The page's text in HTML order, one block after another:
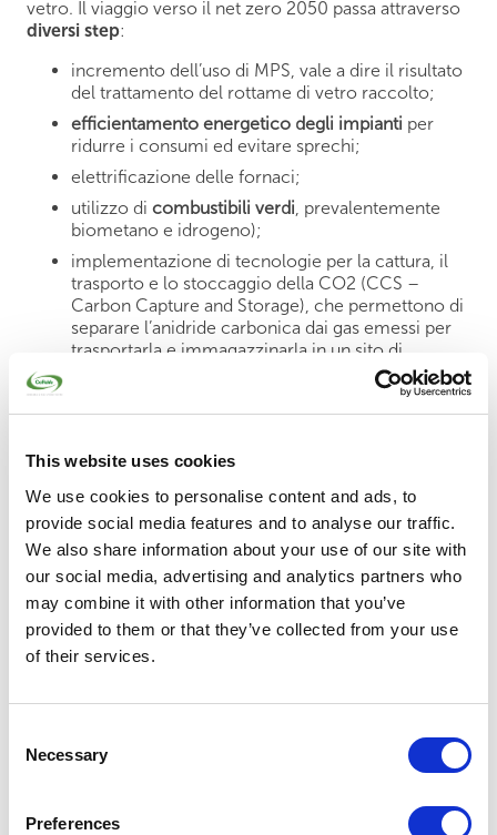
This website uses cookies
We use cookies to personalise content and ads, to
provide social media features and to analyse our traffic.
We also share information about your use of our site with
our social media, advertising and analytics partners who
may combine it with other information that you’ve
provided to them or that they’ve collected from your use
of their services.
Selection
Necessary
Preferences
vetro. Il viaggio verso il net zero 2050 passa attraverso
diversi step:
incremento dell’uso di MPS, vale a dire il risultato
del trattamento del rottame di vetro raccolto;
efficientamento energetico degli impianti per
ridurre i consumi ed evitare sprechi;
elettrificazione delle fornaci;
utilizzo di combustibili verdi , prevalentemente
biometano e idrogeno);
implementazione di tecnologie per la cattura, il
trasporto e lo stoccaggio della CO2 (CCS –
Carbon Capture and Storage), che permettono di
separare l’anidride carbonica dai gas emessi per
trasportarla e immagazzinarla in un sito di
materie prime decarbonizzate, cioè
A questi capisaldi si possono aggiungere altre soluzioni
virtuose. Per esempio, l’uso come combustibile di
biomassa a filiera corta oppure il recupero del calore
prodotto nella lavorazione per alimentare una rete di
teleriscaldamento.
L’industria del vetro ha già iniziato a sperimentare
soluzioni avanzate, ma per metterle a regimesono
necessari importanti investimenti e un quadro
normativo solido
La filiera del vetro è sempre
più sostenibile